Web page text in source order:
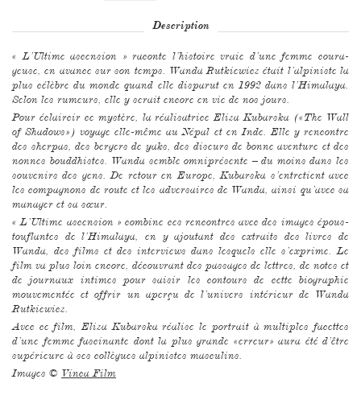
Description
« L’Ultime ascension » raconte l’histoire vraie d’une femme coura­
geuse, en avance sur son temps. Wanda Rutkie­wicz était l’alpi­niste la
plus célèbre du monde quand elle disparut en 1992 dans l’Hima­laya.
Selon les rumeurs, elle y serait encore en vie de nos jours.
Pour éclaircir ce mystère, la réalisa­trice Eliza Kubarska («The Wall
of Shadows») voyage elle-même au Népal et en Inde. Elle y rencontre
des sherpas, des bergers de yaks, des diseurs de bonne aven­ture et des
nonnes boud­dhistes. Wanda semble omniprésente – du moins dans les
souve­nirs des gens. De retour en Europe, Kubarska s’entre­tient avec
les compagnons de route et les adver­saires de Wanda, ainsi qu’avec sa
manager et sa sœur.
« L’Ultime ascension » combine ces rencontres avec des images épous­
tou­flantes de l’Hima­laya, en y ajou­tant des extraits des livres de
Wanda, des films et des inter­views dans lesquels elle s’exprime. Le
film va plus loin encore, découvrant des passages de lettres, de notes et
de jour­naux intimes pour saisir les contours de cette biogra­phie
mouve­mentée et offrir un aperçu de l’univers intérieur de Wanda
Rutkie­wicz.
Avec ce film, Eliza Kubarska réalise le portrait à multiples facettes
d’une femme fasci­nante dont la plus grande «erreur» aura été d’être
supérieure à ses collègues alpi­nistes masculins.
Images © Vinca Film